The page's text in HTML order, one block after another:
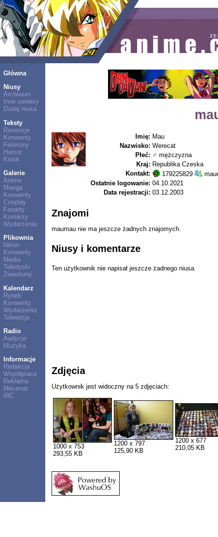
Główna
Niusy
Archiwum
Inne serwisy
Dodaj niusa
Teksty
Recenzje
Konwenty
Felietony
Humor
Kiosk
Galerie
Anime
Manga
Konwenty
Cosplay
Fanarty
Komiksy
Wydarzenia
Plikownia
Nihon
Konwenty
Media
Teledyski
Zwiastuny
Kalendarz
Rynek
Konwenty
Wydarzenia
Telewizja
Radio
Audycje
Muzyka
Informacje
Redakcja
Współpraca
Reklama
Mecenat
IRC
Imię: Mau
Nazwisko: Werecat
Płeć: ♂ mężczyzna
Kraj: Republika Czeska
Kontakt:
179225829
Ostatnie logowanie: 04.10.2021
Data rejestracji: 03.12.2003
Znajomi
maumau nie ma jeszcze żadnych znajomych.
Niusy i komentarze
Ten użytkownik nie napisał jeszcze żadnego niusa.
Zdjęcia
Użytkownik jest widoczny na 5 zdjęciach:
1000 x 753
293,55 KB
1200 x 797
125,90 KB
1200 x 677
210,05 KB